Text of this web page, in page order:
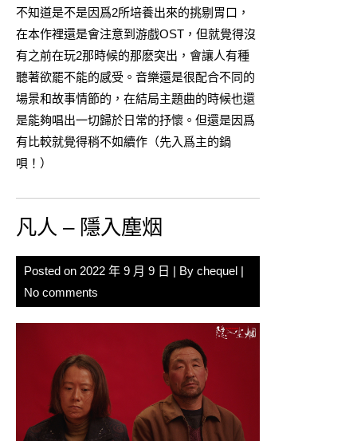
不知道是不是因爲2所培養出來的挑剔胃口，
在本作裡還是會注意到游戲OST，但就覺得沒
有之前在玩2那時候的那麽突出，會讓人有種
聽著欲罷不能的感受。音樂還是很配合不同的
場景和故事情節的，在結局主題曲的時候也還
是能夠唱出一切歸於日常的抒懷。但還是因爲
有比較就覺得稍不如續作（先入爲主的鍋
唄！）
凡人 – 隱入塵烟
Posted on 2022 年 9 月 9 日 | By chequel
No comments